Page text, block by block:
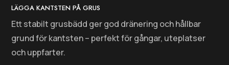
LÄGGA KANTSTEN PÅ GRUS
Ett stabilt grusbädd ger god dränering och hållbar
grund för kantsten – perfekt för gångar, uteplatser
och uppfarter.